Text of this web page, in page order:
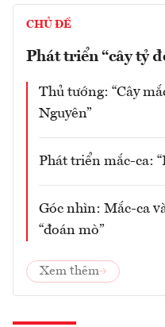
CHỦ ĐỀ
Phát triển “cây tỷ
Thủ tướng: “Cây
Nguyên”
Phát triển mắc-ca:
Góc nhìn: Mắc-ca
“đoán mò”
Xem thêm